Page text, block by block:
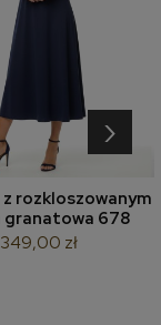
rozkloszowanym
granatowa 678
349,00 zł
›